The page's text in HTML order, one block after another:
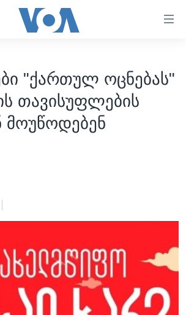
2024
ᲣᲙᲠᲐᲘᲜᲐᲨᲘ
"ქართულ ოცნებას"
თავისუფლების
მოუწოდებენ